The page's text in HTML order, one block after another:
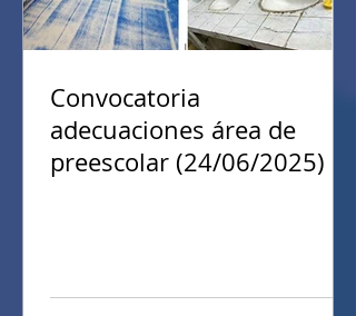
Convocatoria
adecuaciones área de
preescolar (24/06/2025)